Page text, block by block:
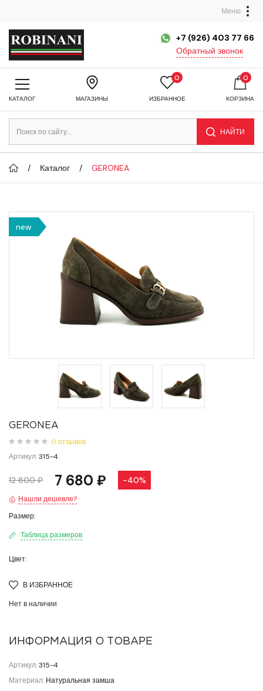
Меню
+7 (926) 403 77 66
Обратный звонок
КАТАЛОГ МАГАЗИНЫ ИЗБРАННОЕ
0
КОРЗИНА
0
НАЙТИ
Каталог GERONEA
new
GERONEA
0 отзывов
Артикул:315-4
12 800 ₽ 7 680 ₽ -40%
Нашли дешевле?
Размер:
Таблица размеров
Цвет:
В ИЗБРАННОЕ
Нет в наличии
ИНФОРМАЦИЯ О ТОВАРЕ
Артикул:315-4
Материал: Натуральная замша